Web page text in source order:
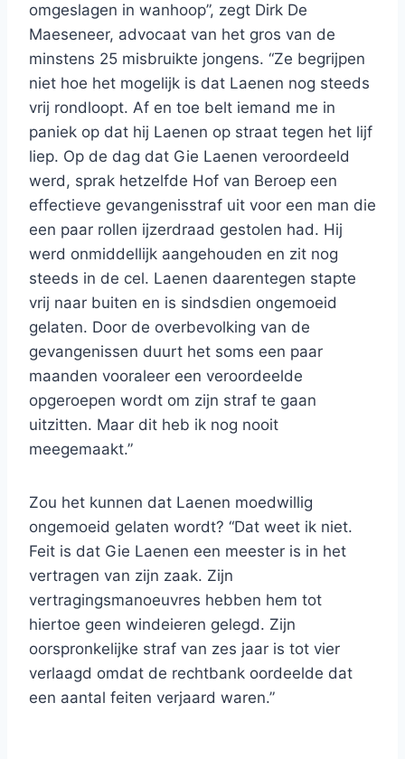
omgeslagen in wanhoop”, zegt Dirk De
Maeseneer, advocaat van het gros van de
minstens 25 misbruikte jongens. “Ze begrijpen
niet hoe het mogelijk is dat Laenen nog steeds
vrij rondloopt. Af en toe belt iemand me in
paniek op dat hij Laenen op straat tegen het lijf
liep. Op de dag dat Gie Laenen veroordeeld
werd, sprak hetzelfde Hof van Beroep een
effectieve gevangenisstraf uit voor een man die
een paar rollen ijzerdraad gestolen had. Hij
werd onmiddellijk aangehouden en zit nog
steeds in de cel. Laenen daarentegen stapte
vrij naar buiten en is sindsdien ongemoeid
gelaten. Door de overbevolking van de
gevangenissen duurt het soms een paar
maanden vooraleer een veroordeelde
opgeroepen wordt om zijn straf te gaan
uitzitten. Maar dit heb ik nog nooit
meegemaakt.”
Zou het kunnen dat Laenen moedwillig
ongemoeid gelaten wordt? “Dat weet ik niet.
Feit is dat Gie Laenen een meester is in het
vertragen van zijn zaak. Zijn
vertragingsmanoeuvres hebben hem tot
hiertoe geen windeieren gelegd. Zijn
oorspronkelijke straf van zes jaar is tot vier
verlaagd omdat de rechtbank oordeelde dat
een aantal feiten verjaard waren.”